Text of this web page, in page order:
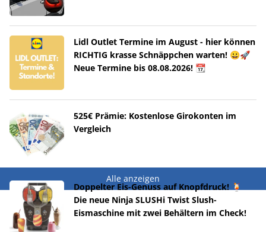
Lidl Outlet Termine im August - hier können
RICHTIG krasse Schnäppchen warten! 😀🚀
Neue Termine bis 08.08.2026! 📆
525€ Prämie: Kostenlose Girokonten im
Vergleich
Alle anzeigen
Doppelter Eis-Genuss auf Knopfdruck! 🍹
Die neue Ninja SLUSHi Twist Slush-
Eismaschine mit zwei Behältern im Check!